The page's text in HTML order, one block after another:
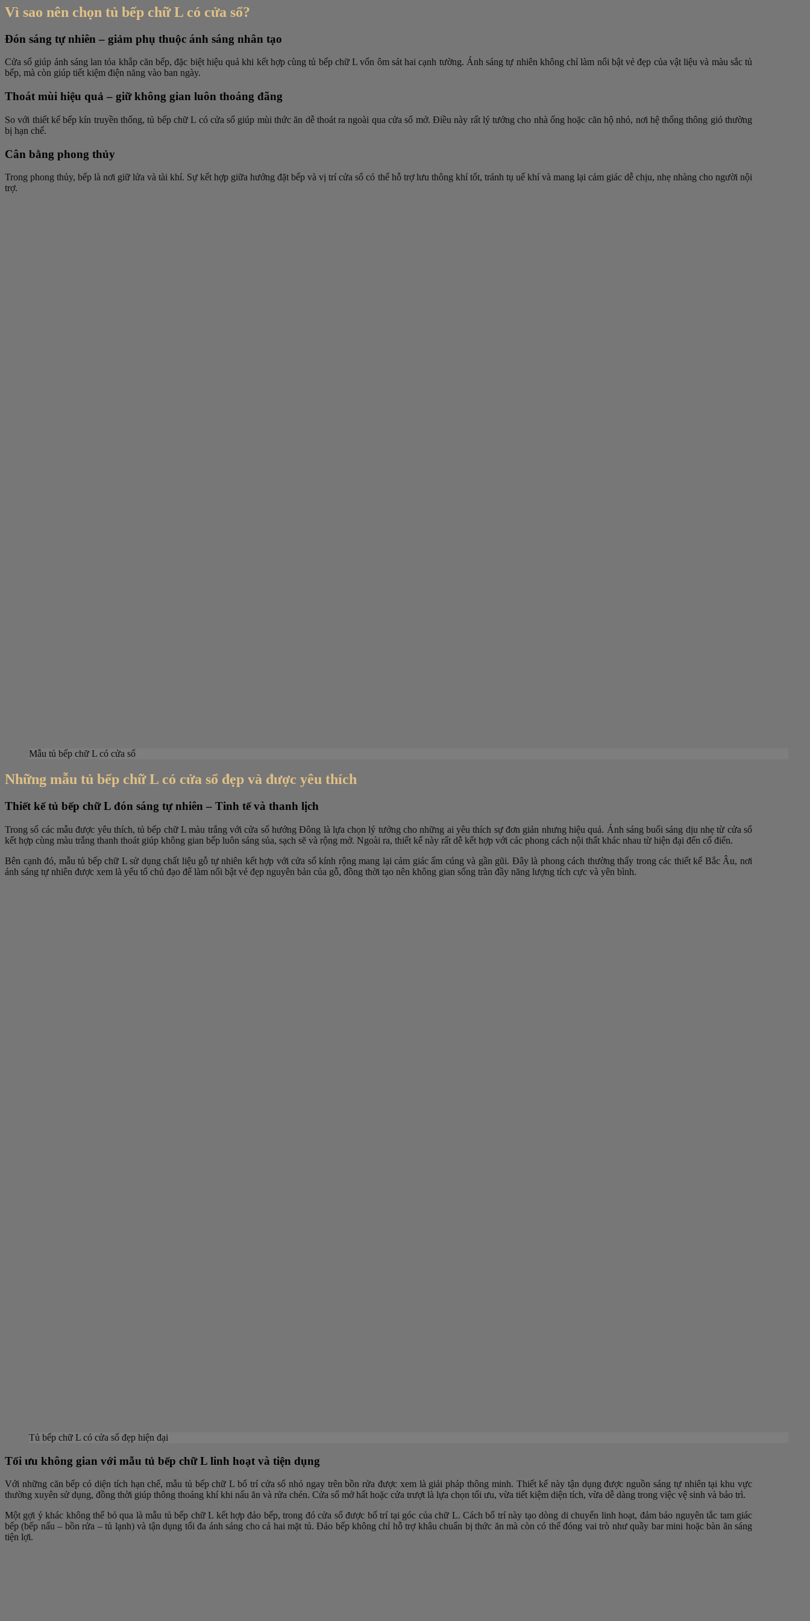
Vì sao nên chọn tủ bếp chữ L có cửa sổ?
Đón sáng tự nhiên – giảm phụ thuộc ánh sáng nhân tạo
Cửa sổ giúp ánh sáng lan tỏa khắp căn bếp, đặc biệt hiệu quả khi kết hợp cùng tủ bếp chữ L vốn ôm sát hai cạnh tường. Ánh sáng tự nhiên không chỉ làm nổi bật vẻ đẹp của vật liệu và màu sắc tủ
bếp, mà còn giúp tiết kiệm điện năng vào ban ngày.
Thoát mùi hiệu quả – giữ không gian luôn thoáng đãng
So với thiết kế bếp kín truyền thống, tủ bếp chữ L có cửa sổ giúp mùi thức ăn dễ thoát ra ngoài qua cửa sổ mở. Điều này rất lý tưởng cho nhà ống hoặc căn hộ nhỏ, nơi hệ thống thông gió thường
bị hạn chế.
Cân bằng phong thủy
Trong phong thủy, bếp là nơi giữ lửa và tài khí. Sự kết hợp giữa hướng đặt bếp và vị trí cửa sổ có thể hỗ trợ lưu thông khí tốt, tránh tụ uế khí và mang lại cảm giác dễ chịu, nhẹ nhàng cho người nội
trợ.
Mẫu tủ bếp chữ L có cửa sổ
Những mẫu tủ bếp chữ L có cửa sổ đẹp và được yêu thích
Thiết kế tủ bếp chữ L đón sáng tự nhiên – Tinh tế và thanh lịch
Trong số các mẫu được yêu thích, tủ bếp chữ L màu trắng với cửa sổ hướng Đông là lựa chọn lý tưởng cho những ai yêu thích sự đơn giản nhưng hiệu quả. Ánh sáng buổi sáng dịu nhẹ từ cửa sổ
kết hợp cùng màu trắng thanh thoát giúp không gian bếp luôn sáng sủa, sạch sẽ và rộng mở. Ngoài ra, thiết kế này rất dễ kết hợp với các phong cách nội thất khác nhau từ hiện đại đến cổ điển.
Bên cạnh đó, mẫu tủ bếp chữ L sử dụng chất liệu gỗ tự nhiên kết hợp với cửa sổ kính rộng mang lại cảm giác ấm cúng và gần gũi. Đây là phong cách thường thấy trong các thiết kế Bắc Âu, nơi
ánh sáng tự nhiên được xem là yếu tố chủ đạo để làm nổi bật vẻ đẹp nguyên bản của gỗ, đồng thời tạo nên không gian sống tràn đầy năng lượng tích cực và yên bình.
Tủ bếp chữ L có cửa sổ đẹp hiện đại
Tối ưu không gian với mẫu tủ bếp chữ L linh hoạt và tiện dụng
Với những căn bếp có diện tích hạn chế, mẫu tủ bếp chữ L bố trí cửa sổ nhỏ ngay trên bồn rửa được xem là giải pháp thông minh. Thiết kế này tận dụng được nguồn sáng tự nhiên tại khu vực
thường xuyên sử dụng, đồng thời giúp thông thoáng khí khi nấu ăn và rửa chén. Cửa sổ mở hất hoặc cửa trượt là lựa chọn tối ưu, vừa tiết kiệm diện tích, vừa dễ dàng trong việc vệ sinh và bảo trì.
Một gợi ý khác không thể bỏ qua là mẫu tủ bếp chữ L kết hợp đảo bếp, trong đó cửa sổ được bố trí tại góc của chữ L. Cách bố trí này tạo dòng di chuyển linh hoạt, đảm bảo nguyên tắc tam giác
bếp (bếp nấu – bồn rửa – tủ lạnh) và tận dụng tối đa ánh sáng cho cả hai mặt tủ. Đảo bếp không chỉ hỗ trợ khâu chuẩn bị thức ăn mà còn có thể đóng vai trò như quầy bar mini hoặc bàn ăn sáng
tiện lợi.